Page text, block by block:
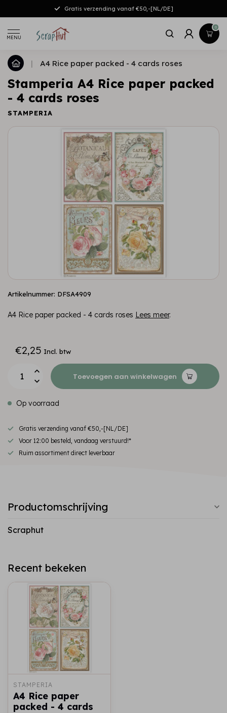
Gratis verzending vanaf €50,-[NL/DE]
MENU
0
| A4 Rice paper packed - 4 cards roses
Stamperia A4 Rice paper packed
- 4 cards roses
STAMPERIA
Artikelnummer: DFSA4909
A4 Rice paper packed - 4 cards roses Lees meer.
€2,25 Incl. btw
Toevoegen aan winkelwagen
Op voorraad
Gratis verzending vanaf €50,-[NL/DE]
Voor 12:00 besteld, vandaag verstuurd!*
Ruim assortiment direct leverbaar
Productomschrijving
Scraphut
Recent bekeken
STAMPERIA
A4 Rice paper
packed - 4 cards